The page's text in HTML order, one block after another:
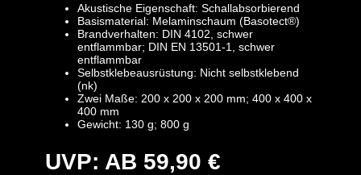
Akustische Eigenschaft: Schallabsorbierend
Basismaterial: Melaminschaum (Basotect®)
Brandverhalten: DIN 4102, schwer
entflammbar; DIN EN 13501-1, schwer
entflammbar
Selbstklebeausrüstung: Nicht selbstklebend
(nk)
Zwei Maße: 200 x 200 x 200 mm; 400 x 400 x
400 mm
Gewicht: 130 g; 800 g
UVP: AB 59,90 €